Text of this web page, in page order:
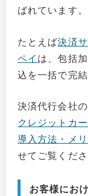
ばれています。
たとえば決済
ペイ は、包括
込を一括で完結
決済代行会社
クレジットカ
導入方法・メ
せてご覧くださ
お客様にお